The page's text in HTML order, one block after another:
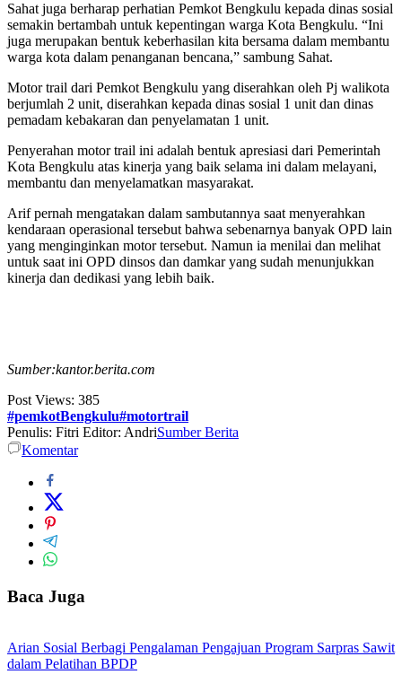
Sahat juga berharap perhatian Pemkot Bengkulu kepada dinas sosial
semakin bertambah untuk kepentingan warga Kota Bengkulu. “Ini
juga merupakan bentuk keberhasilan kita bersama dalam membantu
warga kota dalam penanganan bencana,” sambung Sahat.
Motor trail dari Pemkot Bengkulu yang diserahkan oleh Pj walikota
berjumlah 2 unit, diserahkan kepada dinas sosial 1 unit dan dinas
pemadam kebakaran dan penyelamatan 1 unit.
Penyerahan motor trail ini adalah bentuk apresiasi dari Pemerintah
Kota Bengkulu atas kinerja yang baik selama ini dalam melayani,
membantu dan menyelamatkan masyarakat.
Arif pernah mengatakan dalam sambutannya saat menyerahkan
kendaraan operasional tersebut bahwa sebenarnya banyak OPD lain
yang menginginkan motor tersebut. Namun ia menilai dan melihat
untuk saat ini OPD dinsos dan damkar yang sudah menunjukkan
kinerja dan dedikasi yang lebih baik.
Sumber:kantor.berita.com
Post Views: 385
#pemkotBengkulu#motortrail
Penulis: Fitri Editor: AndriSumber Berita
Komentar
Baca Juga
Arian Sosial Berbagi Pengalaman Pengajuan Program Sarpras Sawit
dalam Pelatihan BPDP